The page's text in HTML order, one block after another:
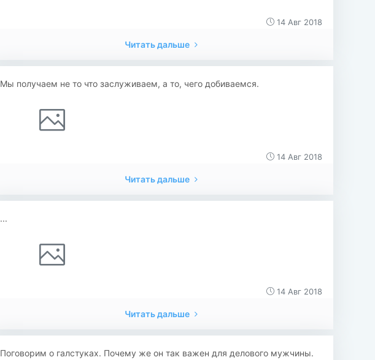
14 Авг 2018
Читать дальше
Мы получаем не то что заслуживаем, а то, чего добиваемся.
14 Авг 2018
Читать дальше
...
14 Авг 2018
Читать дальше
Поговорим о галстуках. Почему же он так важен для делового мужчины.